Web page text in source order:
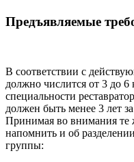
Предъявляемые
В соответствии с
должно числится от 3 до
специальности
должен быть менее 3 лет
Принимая во внимания те
напомнить и об
группы: